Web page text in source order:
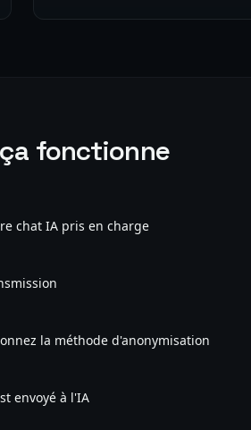
fonctionne
chat IA pris en charge
la méthode d'anonymisation
envoyé à l'IA